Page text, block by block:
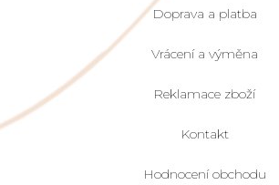
Doprava a platba
Vrácení a výměna
Reklamace zboží
Kontakt
Hodnocení obchodu